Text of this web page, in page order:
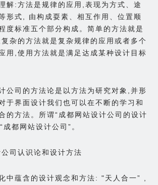
解:方法是规律的应用,表现为方式、途
形式, 由构成耍素、相互作用、位置顺
度标准五个部分构成。简单的方法就是
杂的方法就是复杂规律的应用或者多个
用,使用方法就是满足达成某种设计目标
公司的方法论是以方法为研究对象,并形
于界面设计我们也可以在不断的学习和
的方法。所谓“成都网站设计公司的设计
都网站设计公司”。
司认识论和设计方法
中蕴含的设计观念和方法: "天人合一” ,